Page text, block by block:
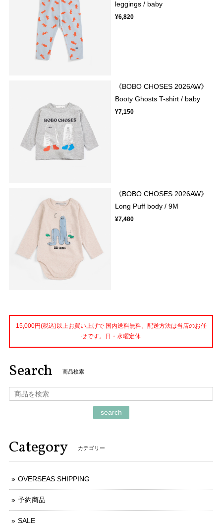
leggings / baby
¥6,820
《BOBO CHOSES 2026AW》
Booty Ghosts T-shirt / baby
¥7,150
《BOBO CHOSES 2026AW》
Long Puff body / 9M
¥7,480
15,000円(税込)以上お買い上げで 国内送料無料。配送方法は当店のお任
せです。日・水曜定休
Search 商品検索
search
Category カテゴリー
OVERSEAS SHIPPING
予約商品
SALE